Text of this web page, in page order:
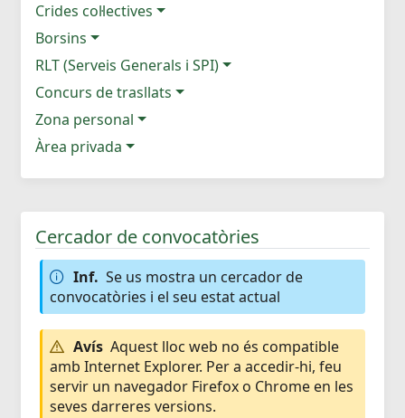
Crides col·lectives
Borsins
RLT (Serveis Generals i SPI)
Concurs de trasllats
Zona personal
Àrea privada
Cercador de convocatòries
Inf. Se us mostra un cercador de
convocatòries i el seu estat actual
Avís Aquest lloc web no és compatible
amb Internet Explorer. Per a accedir-hi, feu
servir un navegador Firefox o Chrome en les
seves darreres versions.